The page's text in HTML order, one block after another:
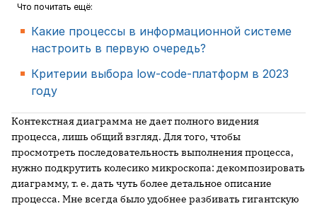
Что почитать ещё:
Какие процессы в информационной системе
настроить в первую очередь?
Критерии выбора low-code-платформ в 2023
году
Контекстная диаграмма не дает полного видения
процесса, лишь общий взгляд. Для того, чтобы
просмотреть последовательность выполнения процесса,
нужно подкрутить колесико микроскопа: декомпозировать
диаграмму, т. е. дать чуть более детальное описание
процесса. Мне всегда было удобнее разбивать гигантскую